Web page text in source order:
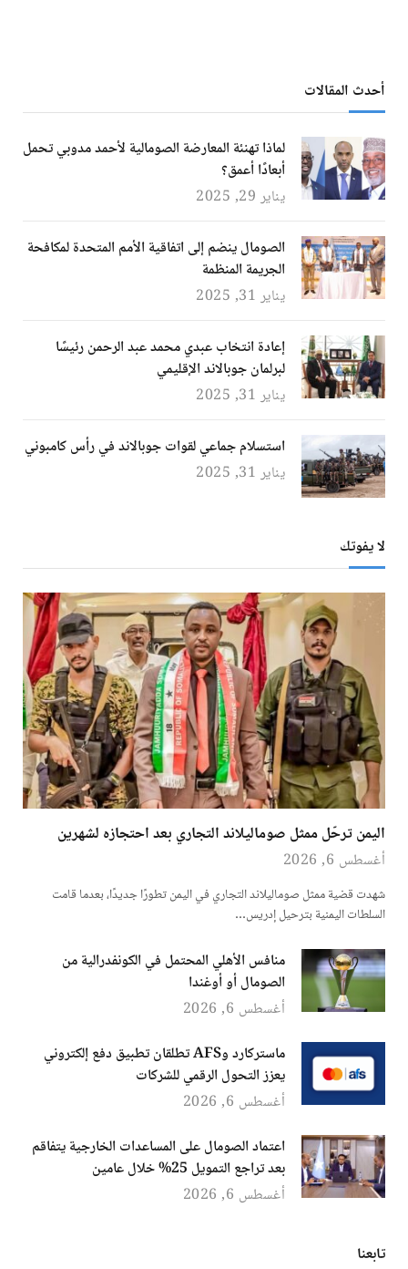
أحدث المقالات
لماذا تهنئة المعارضة الصومالية لأحمد مدوبي تحمل
أبعادًا أعمق؟
يناير 29, 2025
الصومال ينضم إلى اتفاقية الأمم المتحدة لمكافحة
الجريمة المنظمة
يناير 31, 2025
إعادة انتخاب عبدي محمد عبد الرحمن رئيسًا
لبرلمان جوبالاند الإقليمي
يناير 31, 2025
استسلام جماعي لقوات جوبالاند في رأس كامبوني
يناير 31, 2025
لا يفوتك
اليمن ترحّل ممثل صوماليلاند التجاري بعد احتجازه لشهرين
أغسطس 6, 2026
شهدت قضية ممثل صوماليلاند التجاري في اليمن تطورًا جديدًا، بعدما قامت
السلطات اليمنية بترحيل إدريس…
منافس الأهلي المحتمل في الكونفدرالية من
الصومال أو أوغندا
أغسطس 6, 2026
ماستركارد وAFS تطلقان تطبيق دفع إلكتروني
يعزز التحول الرقمي للشركات
أغسطس 6, 2026
اعتماد الصومال على المساعدات الخارجية يتفاقم
بعد تراجع التمويل 25% خلال عامين
أغسطس 6, 2026
تابعنا